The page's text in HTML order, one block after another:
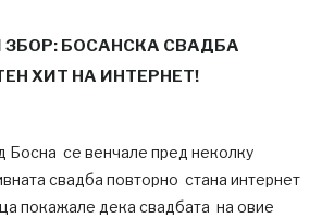
БОСАНСКА СВАДБА
ХИТ НА ИНТЕРНЕТ!
Босна се венчале пред неколку
свадба повторно стана интернет
покажале дека свадбата на овие